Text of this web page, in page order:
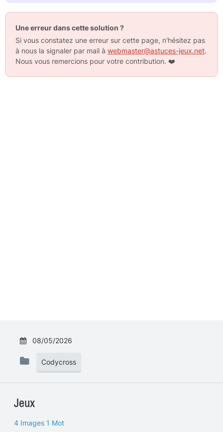
Une erreur dans cette solution ?
Si vous constatez une erreur sur cette page, n'hésitez pas
à nous la signaler par mail à webmaster@astuces-jeux.net.
Nous vous remercions pour votre contribution. ❤️
08/05/2026
Codycross
Jeux
4 Images 1 Mot